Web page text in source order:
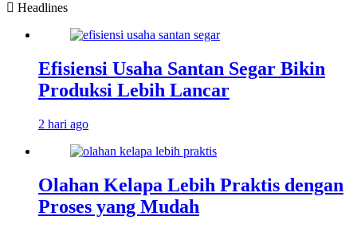
Headlines
Efisiensi Usaha Santan Segar Bikin
Produksi Lebih Lancar
2 hari ago
Olahan Kelapa Lebih Praktis dengan
Proses yang Mudah